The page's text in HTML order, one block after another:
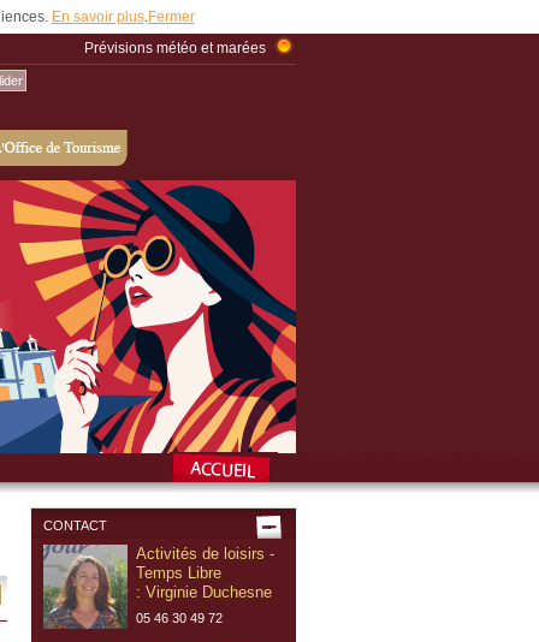
En savoir plus. Fermer
Prévisions météo et marées
CONTACT
Activités de loisirs -
Temps Libre
: Virginie Duchesne
05 46 30 49 72